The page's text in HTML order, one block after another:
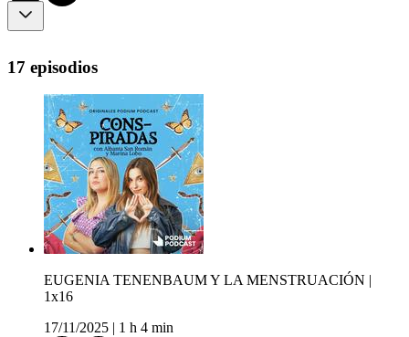
17 episodios
EUGENIA TENENBAUM Y LA MENSTRUACIÓN |
1x16
17/11/2025
1 h 4 min